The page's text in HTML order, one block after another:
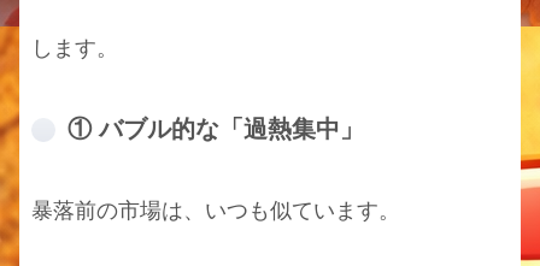
します。
① バブル的な「過熱集中」
暴落前の市場は、いつも似ています。